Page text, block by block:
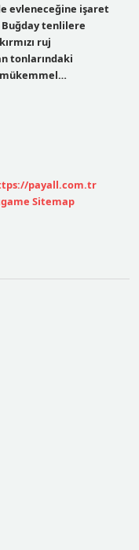
evleneceğine işaret
Buğday tenlilere
ruj
tonlarındaki
mükemmel…
payall.com.tr
Sitemap